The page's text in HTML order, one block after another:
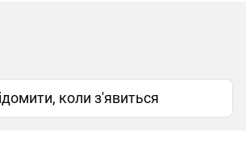
коли з'явиться